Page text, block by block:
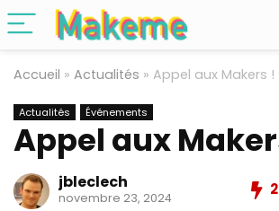
Accueil » Actualités » Appel aux Makers !
Actualités Événements
Appel aux
jbleclech
novembre 23, 2024